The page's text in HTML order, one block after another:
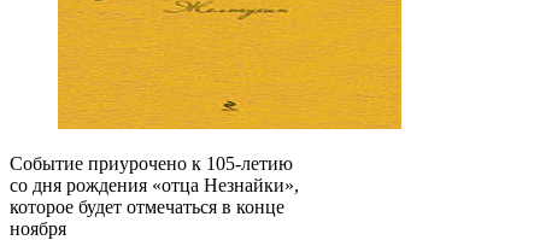
Событие приурочено к 105-летию
со дня рождения «отца Незнайки»,
которое будет отмечаться в конце
ноября